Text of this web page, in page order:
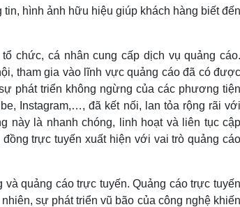
Vì
ảnh
Thời trang
Sao Việt
Tư vấn
Săn
check-
hình ảnh hữu hiệu giúp khách hàng biết đến
chức, cá nhân cung cấp dịch vụ quảng cáo.
tham gia vào lĩnh vực quảng cáo đã có được
phát triển không ngừng của các phương tiện
Instagram,…, đã kết nối, lan tỏa rộng rãi với
này là nhanh chóng, linh hoạt và liên tục cập
trực tuyến xuất hiện với vai trò quảng cáo
quảng cáo trực tuyến. Quảng cáo trực tuyến
sự phát triển vũ bão của công nghệ khiến